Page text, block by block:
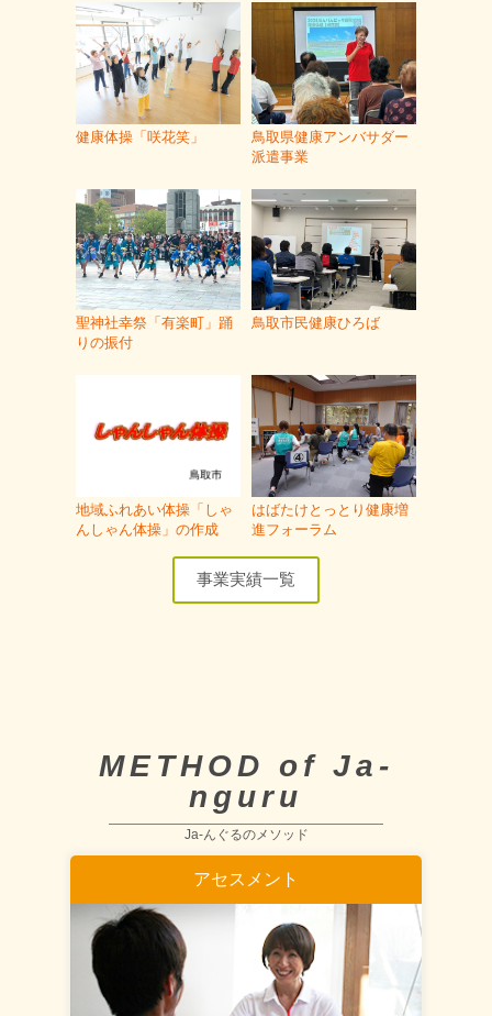
健康体操「咲花笑」
鳥取県健康アンバサダー
派遣事業
聖神社幸祭「有楽町」踊
りの振付
鳥取市民健康ひろば
地域ふれあい体操「しゃ
んしゃん体操」の作成
はばたけとっとり健康増
進フォーラム
事業実績一覧
METHOD of Ja-
nguru
Ja-んぐるのメソッド
アセスメント